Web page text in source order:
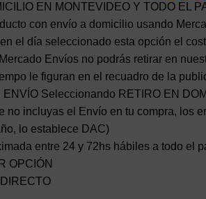
EN MONTEVIDEO Y TODO EL
con envío a domicilio usando
el día seleccionado esta opción el
Envíos no podrás retirar en
le figuran en el recuadro de la
ENVÍO Seleccionando RETIRO EN
no incluyas el Envío en tu compra, los
lo establece DAC)
entre 24 y 72hs hábiles a todo el
OPCIÓN